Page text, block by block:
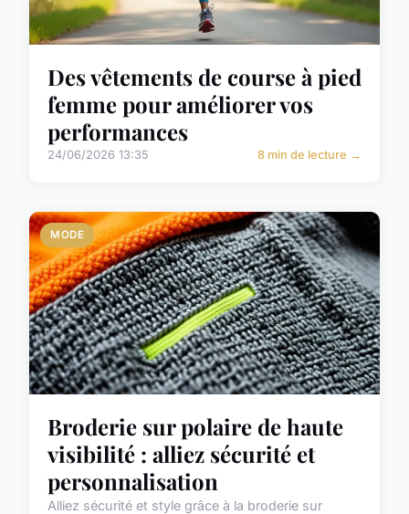
Des vêtements de course à pied
femme pour améliorer vos
performances
24/06/2026 13:35 8 min de lecture →
MODE
Broderie sur polaire de haute
visibilité : alliez sécurité et
personnalisation
Alliez sécurité et style grâce à la broderie sur